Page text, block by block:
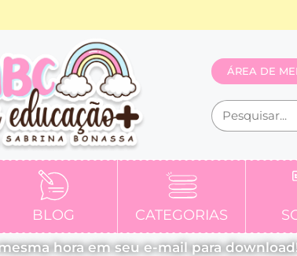
ÁREA DE
BLOG CATEGORIAS
hora em seu e-mail para